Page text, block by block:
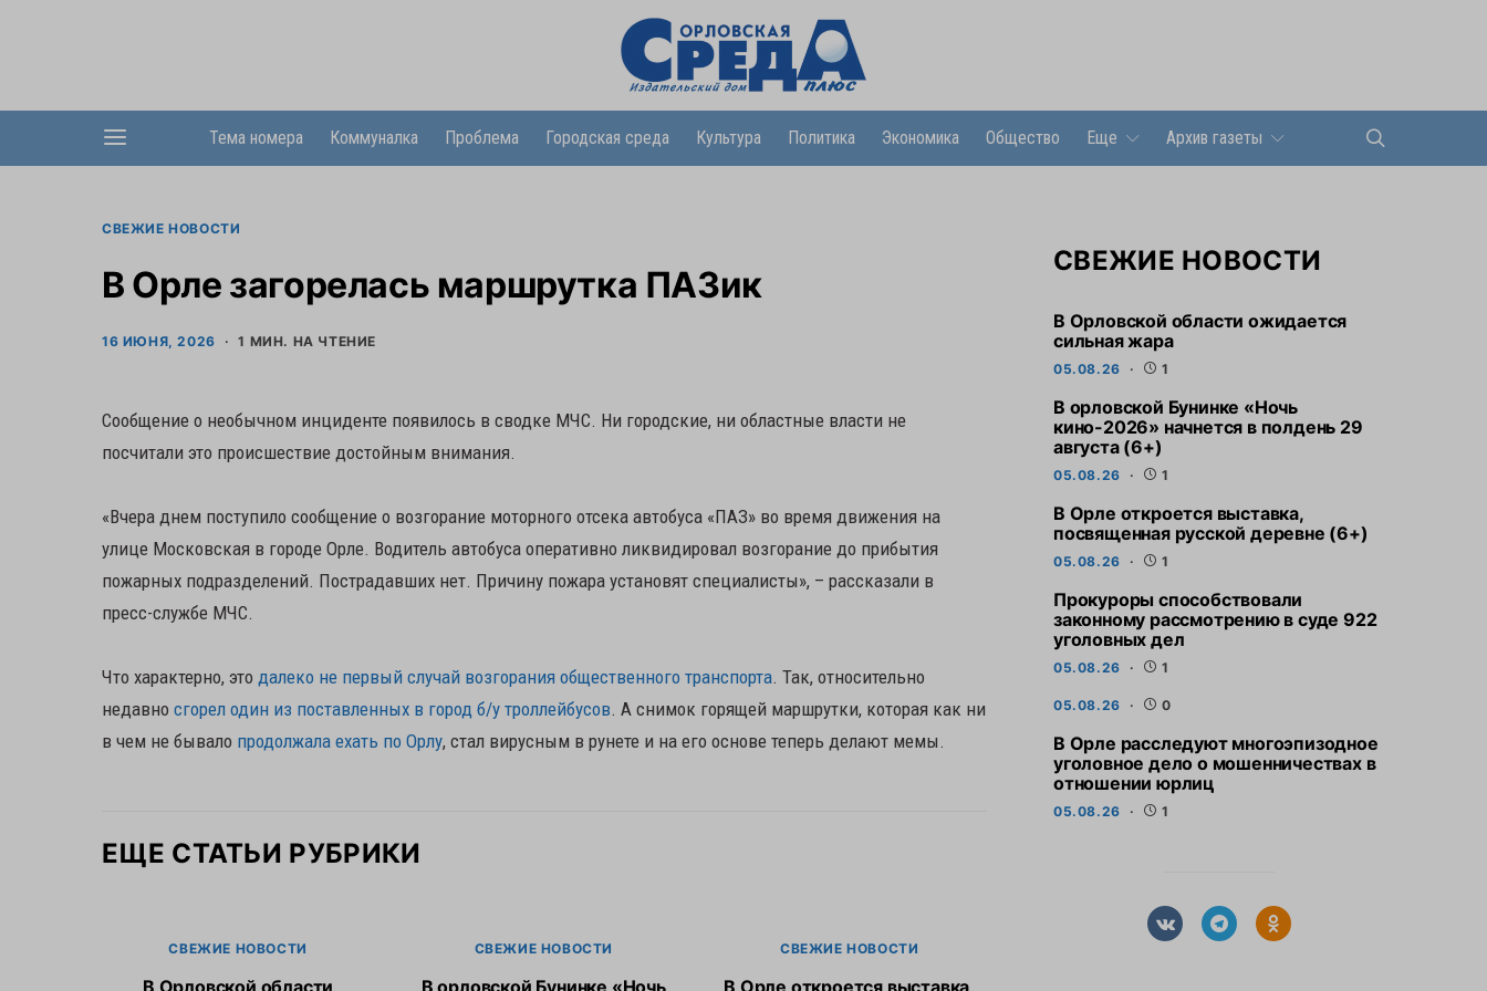
Тема номера Коммуналка Проблема Городская среда Культура Политика Экономика Общество Еще Архив газеты
СВЕЖИЕ НОВОСТИ
В Орле загорелась маршрутка ПАЗик
16 ИЮНЯ, 2026 1 МИН. НА ЧТЕНИЕ
Сообщение о необычном инциденте появилось в сводке МЧС. Ни городские, ни областные власти не
посчитали это происшествие достойным внимания.
«Вчера днем поступило сообщение о возгорание моторного отсека автобуса «ПАЗ» во время движения на
улице Московская в городе Орле. Водитель автобуса оперативно ликвидировал возгорание до прибытия
пожарных подразделений. Пострадавших нет. Причину пожара установят специалисты», – рассказали в
пресс-службе МЧС.
Что характерно, это далеко не первый случай возгорания общественного транспорта. Так, относительно
недавно сгорел один из поставленных в город б/у троллейбусов. А снимок горящей маршрутки, которая как ни
в чем не бывало продолжала ехать по Орлу, стал вирусным в рунете и на его основе теперь делают мемы.
ЕЩЕ СТАТЬИ РУБРИКИ
СВЕЖИЕ НОВОСТИ
В Орловской области
СВЕЖИЕ НОВОСТИ
В орловской Бунинке «Ночь
СВЕЖИЕ НОВОСТИ
В Орле откроется выставка,
СВЕЖИЕ НОВОСТИ
В Орловской области ожидается
сильная жара
05.08.26 1
В орловской Бунинке «Ночь
кино-2026» начнется в полдень 29
августа (6+)
05.08.26 1
В Орле откроется выставка,
посвященная русской деревне (6+)
05.08.26 1
Прокуроры способствовали
законному рассмотрению в суде 922
уголовных дел
05.08.26 1
05.08.26 0
В Орле расследуют многоэпизодное
уголовное дело о мошенничествах в
отношении юрлиц
05.08.26 1